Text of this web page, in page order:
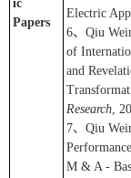
ic
Papers
Electric
6、Qiu
of
and
Research,
7、Qiu
M & A -